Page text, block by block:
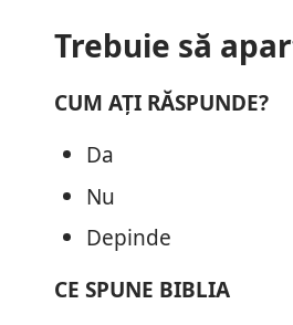
Trebuie să
CUM AȚI RĂSPUNDE?
Da
Nu
Depinde
CE SPUNE BIBLIA